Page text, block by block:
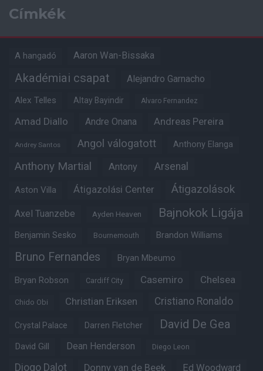
Címkék
A hangadó Aaron Wan-Bissaka
Akadémiai csapat Alejandro Garnacho
Alex Telles Altay Bayindir Alvaro Fernandez
Amad Diallo Andre Onana Andreas Pereira
Andrey Santos Angol válogatott Anthony Elanga
Anthony Martial Antony Arsenal
Aston Villa Átigazolási Center Átigazolások
Axel Tuanzebe Ayden Heaven Bajnokok Ligája
Benjamin Sesko Bournemouth Brandon Williams
Bruno Fernandes Bryan Mbeumo
Bryan Robson Cardiff City Casemiro Chelsea
Chido Obi Christian Eriksen Cristiano Ronaldo
Crystal Palace Darren Fletcher David De Gea
David Gill Dean Henderson Diego Leon
Diogo Dalot Donny van de Beek Ed Woodward